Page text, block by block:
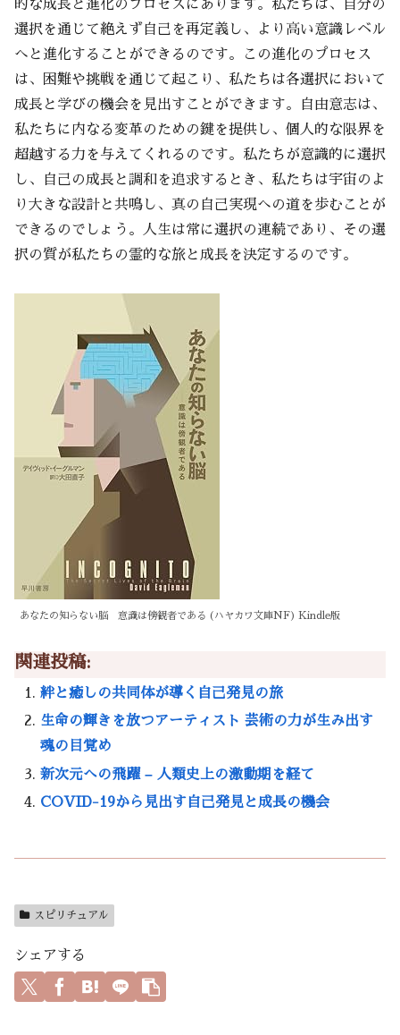
的な成長と進化のプロセスにあります。私たちは、自分の
選択を通じて絶えず自己を再定義し、より高い意識レベル
へと進化することができるのです。この進化のプロセス
は、困難や挑戦を通じて起こり、私たちは各選択において
成長と学びの機会を見出すことができます。自由意志は、
私たちに内なる変革のための鍵を提供し、個人的な限界を
超越する力を与えてくれるのです。私たちが意識的に選択
し、自己の成長と調和を追求するとき、私たちは宇宙のよ
り大きな設計と共鳴し、真の自己実現への道を歩むことが
できるのでしょう。人生は常に選択の連続であり、その選
択の質が私たちの霊的な旅と成長を決定するのです。
あなたの知らない脳 意識は傍観者である (ハヤカワ文庫NF) Kindle版
関連投稿:
絆と癒しの共同体が導く自己発見の旅
生命の輝きを放つアーティスト 芸術の力が生み出す
魂の目覚め
新次元への飛躍 – 人類史上の激動期を経て
COVID-19から見出す自己発見と成長の機会
スピリチュアル
シェアする